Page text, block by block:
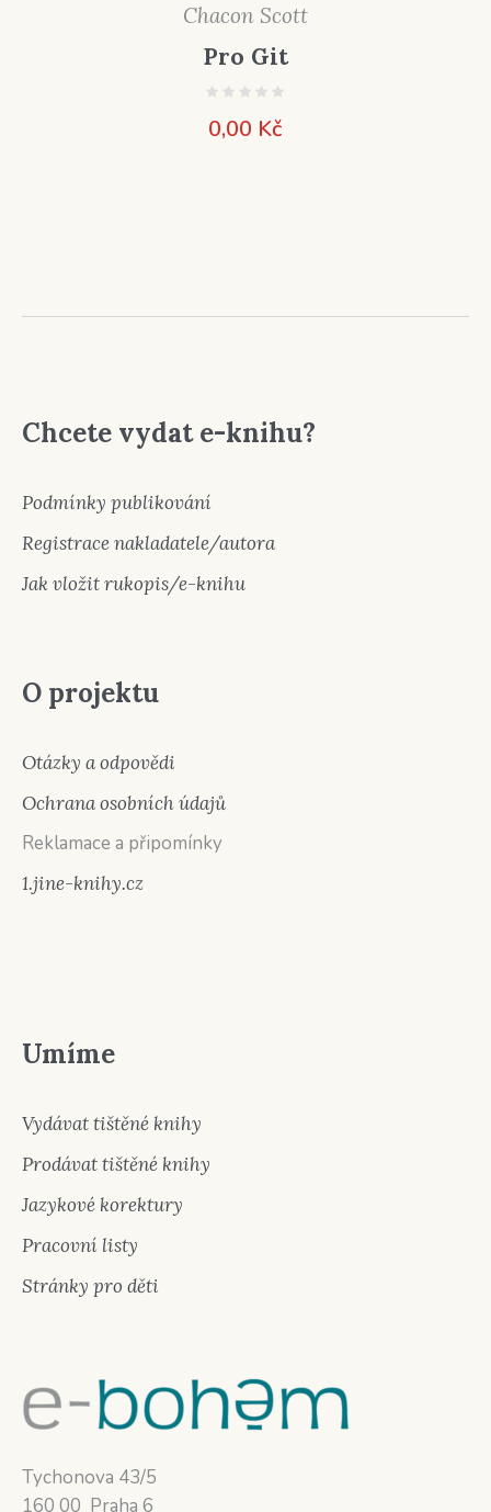
Chacon Scott
Pro Git
0,00 Kč
Chcete vydat e-knihu?
Podmínky publikování
Registrace nakladatele/autora
Jak vložit rukopis/e-knihu
O projektu
Otázky a odpovědi
Ochrana osobních údajů
Reklamace a připomínky
1.jine-knihy.cz
Umíme
Vydávat tištěné knihy
Prodávat tištěné knihy
Jazykové korektury
Pracovní listy
Stránky pro děti
Tychonova 43/5
160 00 Praha 6